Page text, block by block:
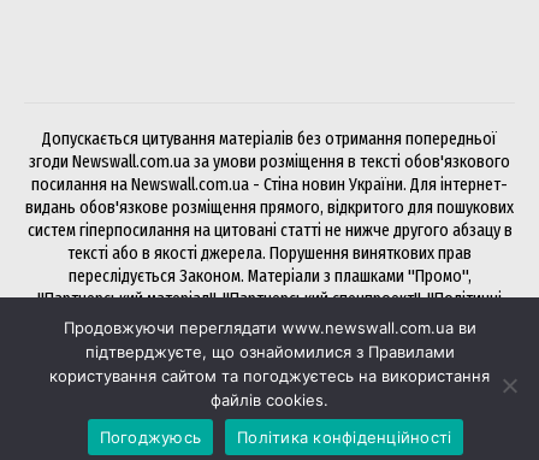
Допускається цитування матеріалів без отримання попередньої
згоди Newswall.com.ua за умови розміщення в тексті обов'язкового
посилання на Newswall.com.ua - Стіна новин України. Для інтернет-
видань обов'язкове розміщення прямого, відкритого для пошукових
систем гіперпосилання на цитовані статті не нижче другого абзацу в
тексті або в якості джерела. Порушення виняткових прав
переслідується Законом. Матеріали з плашками "Промо",
"Партнерський матеріал", "Партнерський спецпроект", "Політичні
новини", "Прес-реліз", "PR", "Офіційно" публікуються на правах
реклами.
Хочете розмістити статтю чи посилання на NewsWall? Будь ласка,
черезбіржу Collaborator— зручно і швидко.
Продовжуючи переглядати www.newswall.com.ua ви
підтверджуєте, що ознайомилися з Правилами
користування сайтом та погоджуєтесь на використання
файлів cookies.
Погоджуюсь
Політика конфіденційності